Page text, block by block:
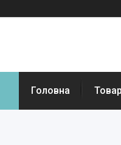
Головна